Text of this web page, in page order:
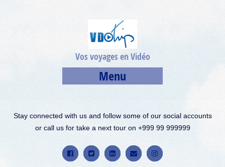
Vos voyages en Vidéo
Menu
Stay connected with us and follow some of our social accounts
or call us for take a next tour on +999 99 999999